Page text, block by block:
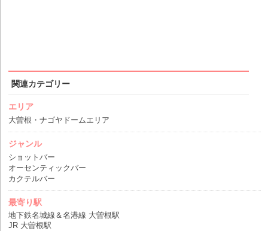
関連カテゴリー
エリア
大曽根・ナゴヤドームエリア
ジャンル
ショットバー
オーセンティックバー
カクテルバー
最寄り駅
地下鉄名城線＆名港線 大曽根駅
JR 大曽根駅